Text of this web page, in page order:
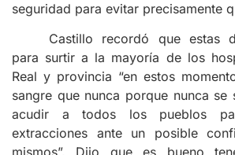
seguridad para evitar precisamente
Castillo recordó que estas
para surtir a la mayoría de los
Real y provincia “en estos
sangre que nunca porque nunca se
acudir a todos los pueblos
extracciones ante un posible